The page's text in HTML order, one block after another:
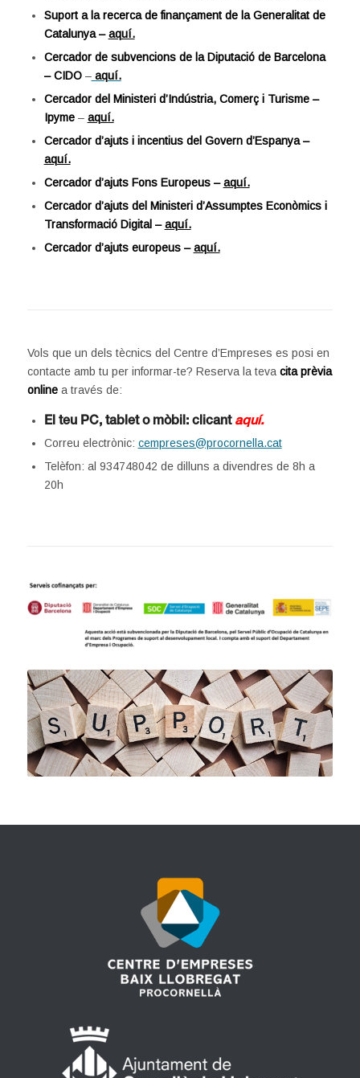
Suport a la recerca de finançament de la Generalitat de
Catalunya –aquí.
Cercador de subvencions de la Diputació de Barcelona
– CIDO–aquí.
Cercador del Ministeri d’Indústria, Comerç i Turisme –
Ipyme– aquí.
Cercador d’ajuts i incentius del Govern d’Espanya –
aquí.
Cercador d’ajuts Fons Europeus –aquí.
Cercador d’ajuts del Ministeri d’Assumptes Econòmics i
Transformació Digital –aquí.
Cercador d’ajuts europeus –aquí.
Vols que un dels tècnics del Centre d’Empreses es posi en
contacte amb tu per informar-te? Reserva la teva cita prèvia
online a través de:
El teu PC, tablet o mòbil: clicant aquí.
Correu electrònic: cempreses@procornella.cat
Telèfon: al 934748042 de dilluns a divendres de 8h a
20h